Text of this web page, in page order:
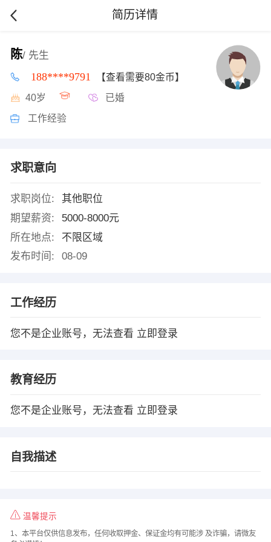
简历详情
陈/ 先生
188****9791 【查看需要80金币】
40岁 已婚
工作经验
求职意向
求职岗位:
其他职位
期望薪资:
5000-8000元
所在地点:
不限区域
发布时间:
08-09
工作经历
您不是企业账号，无法查看 立即登录
教育经历
您不是企业账号，无法查看 立即登录
自我描述
温馨提示
1、本平台仅供信息发布，任何收取押金、保证金均有可能涉 及诈骗，请微友